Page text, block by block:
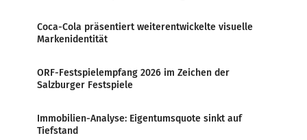
Coca-Cola präsentiert weiterentwickelte visuelle
Markenidentität
ORF-Festspielempfang 2026 im Zeichen der
Salzburger Festspiele
Immobilien-Analyse: Eigentumsquote sinkt auf
Tiefstand